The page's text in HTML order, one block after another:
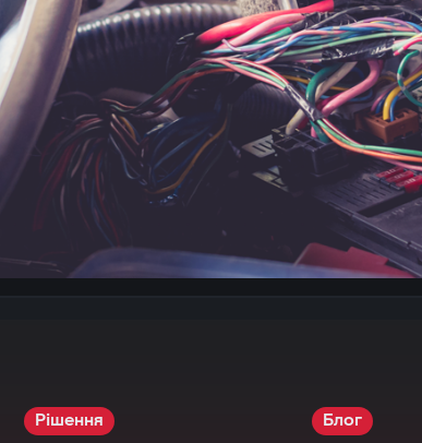
Рішення Блог